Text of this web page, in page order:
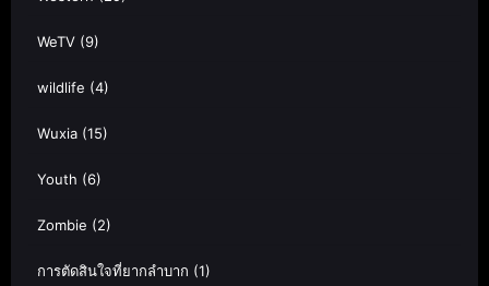
WeTV (9)
wildlife (4)
Wuxia (15)
Youth (6)
Zombie (2)
การตัดสินใจที่ยากลำบาก (1)